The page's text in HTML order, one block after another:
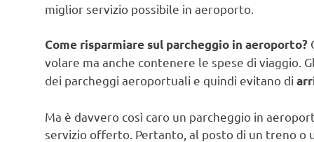
miglior servizio possibile in aeroporto.
Come risparmiare sul parcheggio in aeroporto?
volare ma anche contenere le spese di viaggio.
dei parcheggi aeroportuali e quindi evitano di
Ma è davvero così caro un parcheggio in
servizio offerto. Pertanto, al posto di un treno o